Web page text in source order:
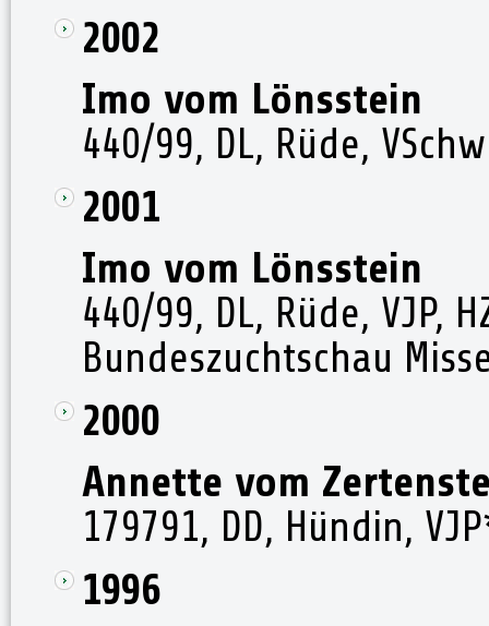
2002
Imo vom Lönsstein
440/99, DL, Rüde,
2001
Imo vom Lönsstein
440/99, DL, Rüde, VJP,
Bundeszuchtschau
2000
Annette vom
179791, DD, Hündin,
1996